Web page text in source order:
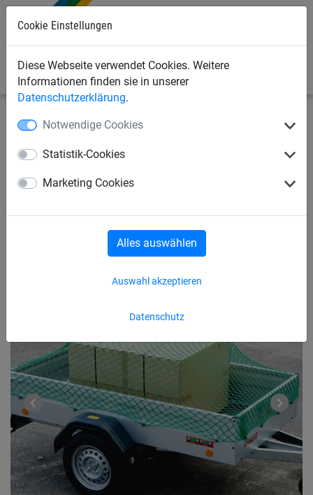
Cookie Einstellungen
Diese Webseite verwendet Cookies. Weitere
Informationen finden sie in unserer
Datenschutzerklärung.
Notwendige Cookies
Statistik-Cookies
Marketing Cookies
Datenschutz
Auswahl akzeptieren
Alles auswählen
Industrienetze Abdecknetze und -planen Abdecknetze
Abdecknetz